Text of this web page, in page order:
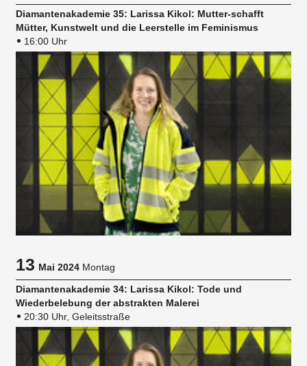
Diamantenakademie 35: Larissa Kikol: Mutter-schafft
Mütter, Kunstwelt und die Leerstelle im Feminismus
16:00 Uhr
13Mai 2024 Montag
Diamantenakademie 34: Larissa Kikol: Tode und
Wiederbelebung der abstrakten Malerei
20:30 Uhr, Geleitsstraße